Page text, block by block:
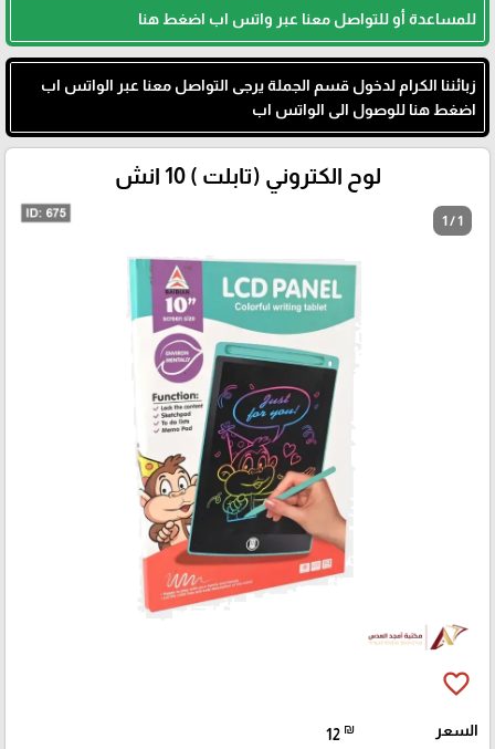
للمساعدة أو للتواصل معنا عبر واتس اب اضغط هنا
زبائننا الكرام لدخول قسم الجملة يرجى التواصل معنا عبر الواتس اب
اضغط هنا للوصول الى الواتس اب
لوح الكتروني (تابلت ) 10 انش
1 / 1
favorite_border
السعر 12 ₪